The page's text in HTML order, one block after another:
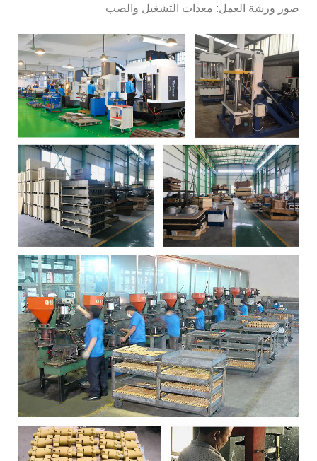
صور ورشة العمل: معدات التشغيل والصب